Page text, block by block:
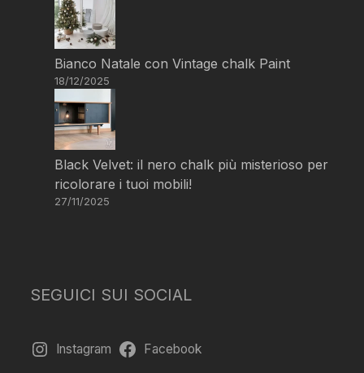
Bianco Natale con Vintage chalk Paint
18/12/2025
Black Velvet: il nero chalk più misterioso per
ricolorare i tuoi mobili!
27/11/2025
SEGUICI SUI SOCIAL
Instagram Facebook